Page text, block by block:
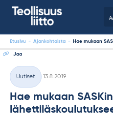
A
Etusivu - Ajankohtaista - Hae mukaan
Jaa
Kategoriat
Uutiset
13.8.2019
Hae mukaan